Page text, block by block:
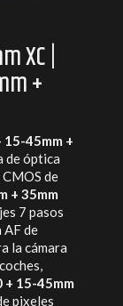
XC |
+
15-45mm +
de óptica
de
+ 35mm
7 pasos
AF de
la cámara
+ 15-45mm
pixeles